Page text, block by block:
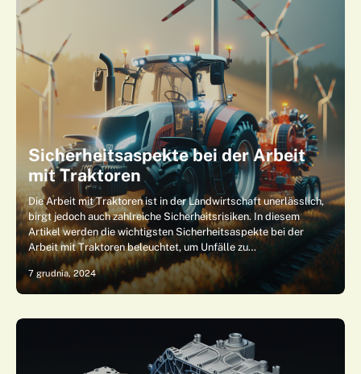
Sicherheitsaspekte bei der Arbeit
mit Traktoren
Die Arbeit mit Traktoren ist in der Landwirtschaft unerlässlich,
birgt jedoch auch zahlreiche Sicherheitsrisiken. In diesem
Artikel werden die wichtigsten Sicherheitsaspekte bei der
Arbeit mit Traktoren beleuchtet, um Unfälle zu…
7 grudnia, 2024